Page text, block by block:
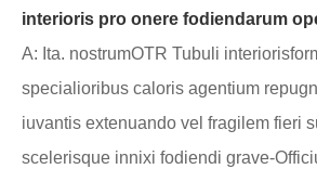
interioris pro onere fodiendarum
A: Ita. nostrumOTR Tubuli interioris
specialioribus caloris agentium
iuvantis extenuando vel fragilem fieri
scelerisque innixi fodiendi grave-